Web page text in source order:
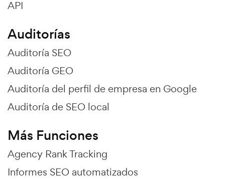
API
Auditorías
Auditoría SEO
Auditoría GEO
Auditoría del perfil de empresa en Google
Auditoría de SEO local
Más Funciones
Agency Rank Tracking
Informes SEO automatizados